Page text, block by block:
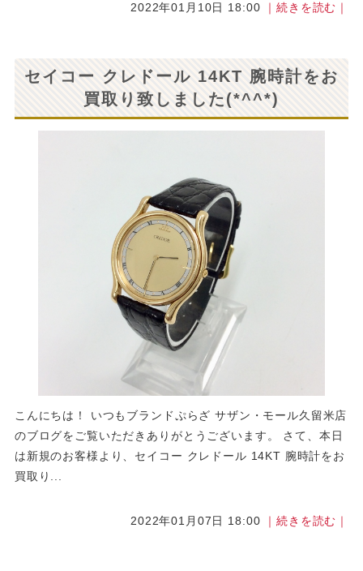
2022年01月10日 18:00 ｜続きを読む｜
セイコー クレドール 14KT 腕時計をお
買取り致しました(*^^*)
こんにちは！ いつもブランドぷらざ サザン・モール久留米店
のブログをご覧いただきありがとうございます。 さて、本日
は新規のお客様より、セイコー クレドール 14KT 腕時計をお
買取り...
2022年01月07日 18:00 ｜続きを読む｜